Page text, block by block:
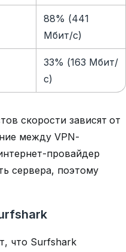
88% (441
Мбит/с)
33% (163 Мбит/
с)
скорости зависят от
между VPN-
провайдер
сервера, поэтому
что Surfshark